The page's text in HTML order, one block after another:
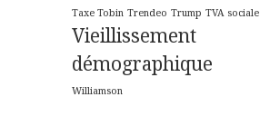
Taxe Tobin Trendeo Trump TVA sociale
Vieillissement
démographique
Williamson